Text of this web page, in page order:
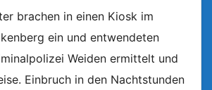
brachen in einen Kiosk im
ein und entwendeten
Weiden ermittelt und
Einbruch in den Nachtstunden